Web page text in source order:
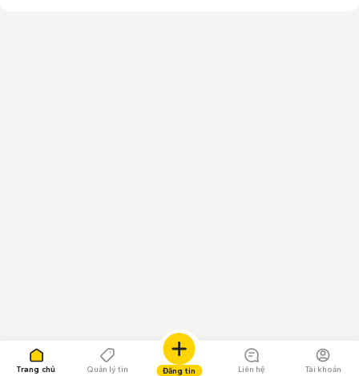
Trang chủ Quản lý tin Đăng tin Liên hệ Tài khoản